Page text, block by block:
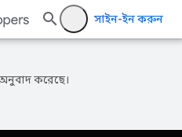
সাইন-ইন করুন
করেছে।